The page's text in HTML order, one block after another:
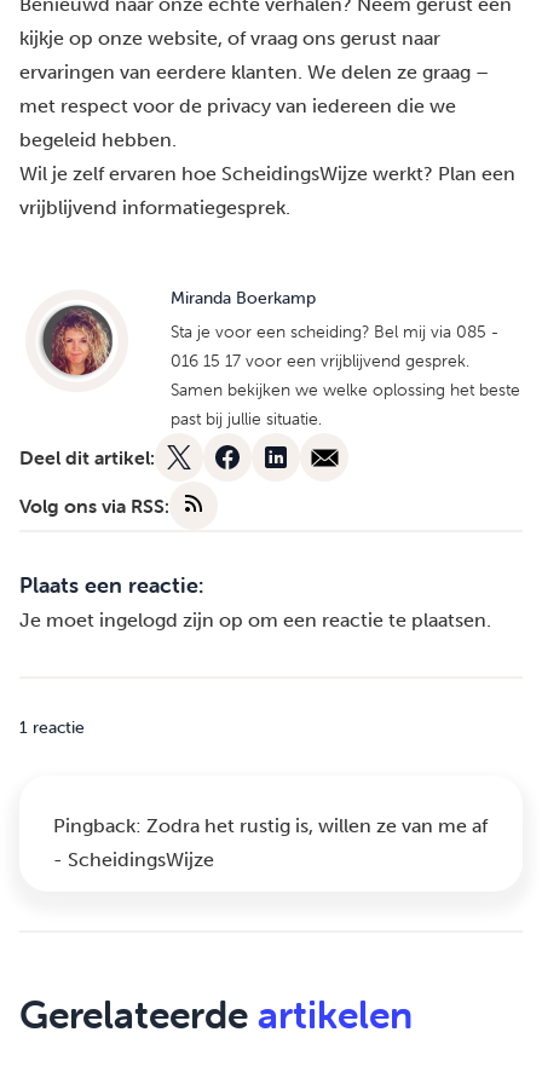
Benieuwd naar onze échte verhalen? Neem gerust een
kijkje op onze website, of vraag ons gerust naar
ervaringen van eerdere klanten. We delen ze graag –
met respect voor de privacy van iedereen die we
begeleid hebben.
Wil je zelf ervaren hoe ScheidingsWijze werkt? Plan een
vrijblijvend informatiegesprek.
Miranda Boerkamp
Sta je voor een scheiding? Bel mij via 085 -
016 15 17 voor een vrijblijvend gesprek.
Samen bekijken we welke oplossing het beste
past bij jullie situatie.
Deel dit artikel:
Volg ons via RSS:
Plaats een reactie:
Je moet ingelogd zijn op om een reactie te plaatsen.
1 reactie
Pingback: Zodra het rustig is, willen ze van me af
- ScheidingsWijze
Gerelateerde artikelen